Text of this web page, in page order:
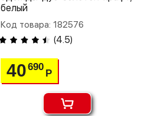
белый
Код товара: 182576
(4.5)
40690
Р